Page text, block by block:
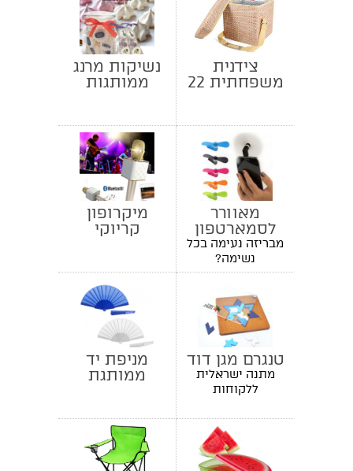
צידנית
משפחתית 22
נשיקות מרנג
ממותגות
מאוורר
לסמארטפון
מבריזה נעימה בכל
נשימה?
מיקרופון
קריוקי
טנגרם מגן דוד
מתנה ישראלית
ללקוחות
מניפת יד
ממותגת